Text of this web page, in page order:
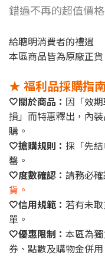
錯過不再的超值價格
給聰明消費者的禮遇
本區商品皆為原廠正
★ 福利品採購指
🤍關於商品： 因「效
損」而特惠釋出，內
購。
🤍搶購規則： 採「先
罄。
🤍度數確認： 請務必確
貨。
🤍信用規範： 若有未
單。
🤍優惠限制： 本區為
券、點數及購物金併用